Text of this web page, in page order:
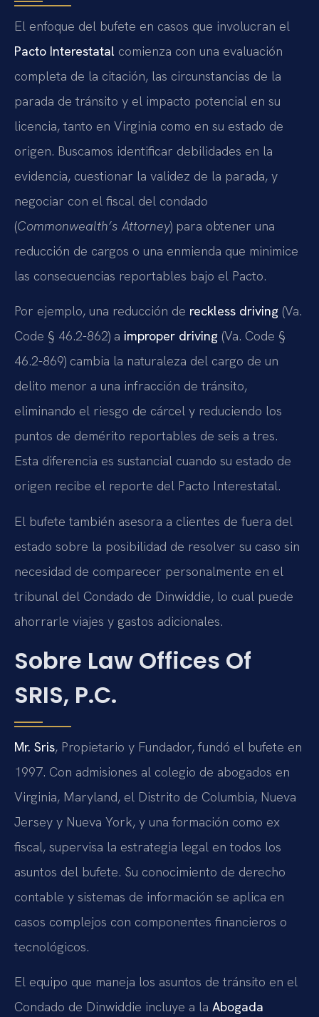
El enfoque del bufete en casos que involucran el
Pacto Interestatal comienza con una evaluación
completa de la citación, las circunstancias de la
parada de tránsito y el impacto potencial en su
licencia, tanto en Virginia como en su estado de
origen. Buscamos identificar debilidades en la
evidencia, cuestionar la validez de la parada, y
negociar con el fiscal del condado
(Commonwealth’s Attorney) para obtener una
reducción de cargos o una enmienda que minimice
las consecuencias reportables bajo el Pacto.
Por ejemplo, una reducción de reckless driving (Va.
Code § 46.2-862) a improper driving (Va. Code §
46.2-869) cambia la naturaleza del cargo de un
delito menor a una infracción de tránsito,
eliminando el riesgo de cárcel y reduciendo los
puntos de demérito reportables de seis a tres.
Esta diferencia es sustancial cuando su estado de
origen recibe el reporte del Pacto Interestatal.
El bufete también asesora a clientes de fuera del
estado sobre la posibilidad de resolver su caso sin
necesidad de comparecer personalmente en el
tribunal del Condado de Dinwiddie, lo cual puede
ahorrarle viajes y gastos adicionales.
Sobre Law Offices Of
SRIS, P.C.
Mr. Sris, Propietario y Fundador, fundó el bufete en
1997. Con admisiones al colegio de abogados en
Virginia, Maryland, el Distrito de Columbia, Nueva
Jersey y Nueva York, y una formación como ex
fiscal, supervisa la estrategia legal en todos los
asuntos del bufete. Su conocimiento de derecho
contable y sistemas de información se aplica en
casos complejos con componentes financieros o
tecnológicos.
El equipo que maneja los asuntos de tránsito en el
Condado de Dinwiddie incluye a la Abogada